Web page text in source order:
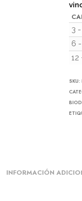
3
6 -
12
SKU:
INFORMACIÓN